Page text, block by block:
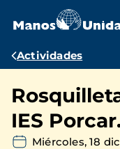
contenido
Ruta
navegación
Actividades
IES
Miércoles, 18